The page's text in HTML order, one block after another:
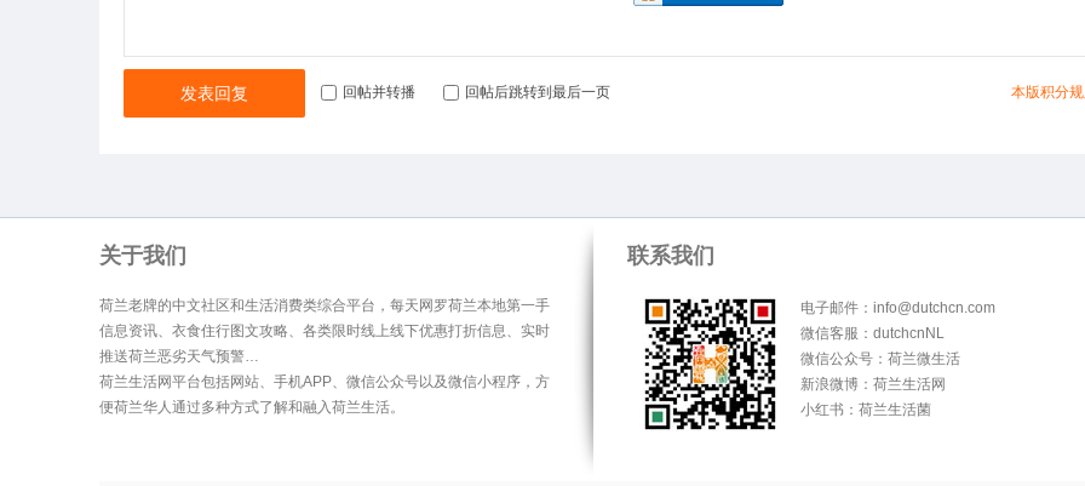
本版积分
发表回复 回帖并转播 回帖后跳转到最后一页
关于我们
荷兰老牌的中文社区和生活消费类综合平台，每天网罗荷兰本地第一手
信息资讯、衣食住行图文攻略、各类限时线上线下优惠打折信息、实时
推送荷兰恶劣天气预警…
荷兰生活网平台包括网站、手机APP、微信公众号以及微信小程序，方
便荷兰华人通过多种方式了解和融入荷兰生活。
联系我们
电子邮件：info@dutchcn.com
微信客服：dutchcnNL
微信公众号：荷兰微生活
新浪微博：荷兰生活网
小红书：荷兰生活菌